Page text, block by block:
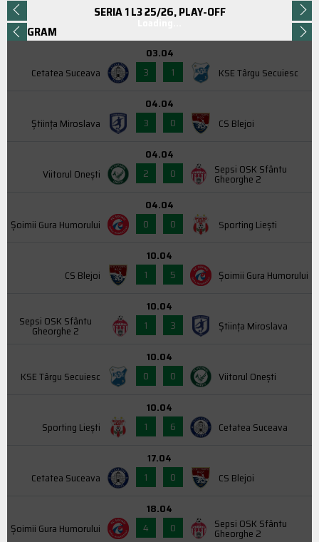
SERIA 1 L3 25/26, PLAY-OFF
PROGRAM
Cetatea Suceava
03.04
3
1 KSE Târgu Secuiesc
Știința Miroslava
04.04
3
0 CS Blejoi
Viitorul Onești
04.04
2
0 Sepsi OSK Sfântu
Gheorghe 2
Şoimii Gura Humorului
04.04
0
0 Sporting Liești
CS Blejoi
10.04
1
5 Şoimii Gura Humorului
Sepsi OSK Sfântu
Gheorghe 2
10.04
1
3 Știința Miroslava
KSE Târgu Secuiesc
10.04
0
0 Viitorul Onești
Sporting Liești
10.04
1
6 Cetatea Suceava
Cetatea Suceava
17.04
1
0 CS Blejoi
Şoimii Gura Humorului
18.04
4
0 Sepsi OSK Sfântu
Gheorghe 2